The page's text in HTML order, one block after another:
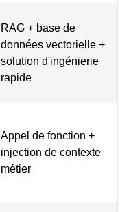
RAG + base de
données vectorielle +
solution d'ingénierie
rapide
Appel de fonction +
injection de contexte
métier